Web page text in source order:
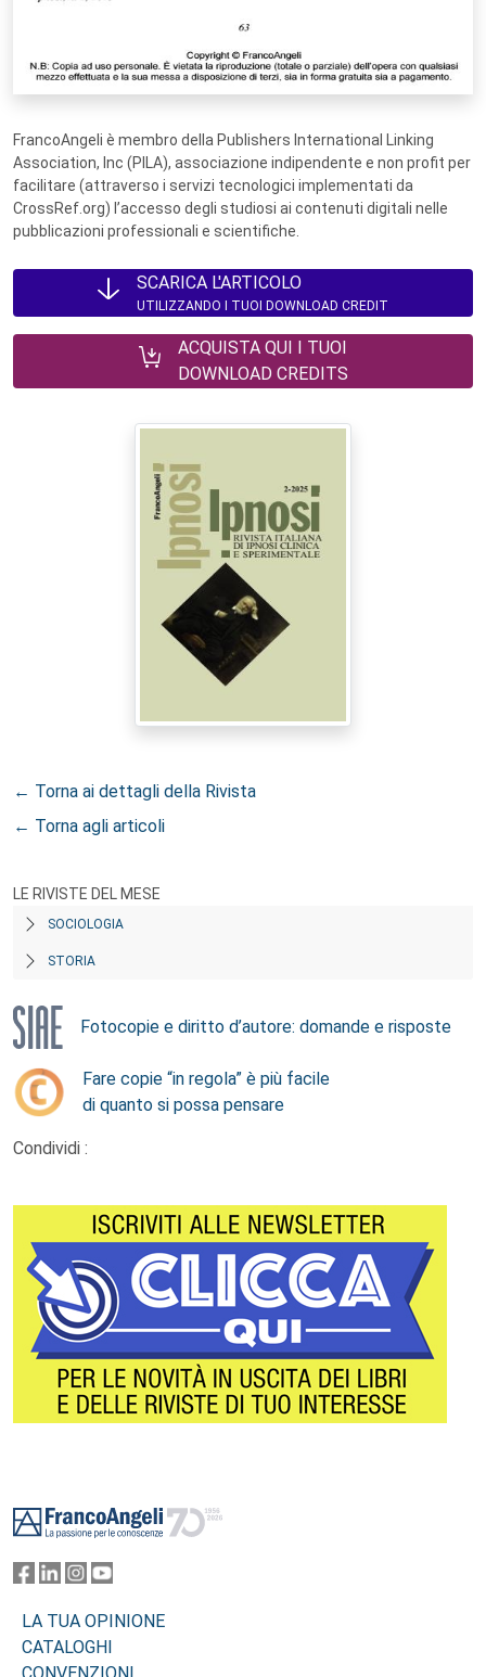
FrancoAngeli è membro della Publishers International Linking
Association, Inc (PILA), associazione indipendente e non profit per
facilitare (attraverso i servizi tecnologici implementati da
CrossRef.org) l’accesso degli studiosi ai contenuti digitali nelle
pubblicazioni professionali e scientifiche.
SCARICA L'ARTICOLO
UTILIZZANDO I TUOI DOWNLOAD CREDIT
ACQUISTA QUI I TUOI
DOWNLOAD CREDITS
← Torna ai dettagli della Rivista
← Torna agli articoli
LE RIVISTE DEL MESE
SOCIOLOGIA
STORIA
Fotocopie e diritto d’autore: domande e risposte
Fare copie “in regola” è più facile
di quanto si possa pensare
Condividi :
LA TUA OPINIONE
CATALOGHI
CONVENZIONI